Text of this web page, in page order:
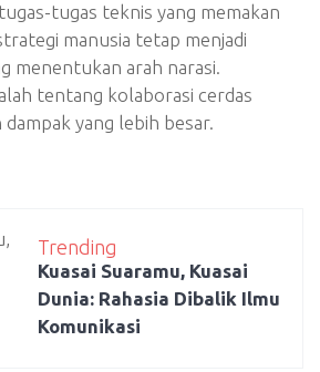
tugas teknis yang memakan
manusia tetap menjadi
menentukan arah narasi.
tentang kolaborasi cerdas
yang lebih besar.
Trending
Kuasai Suaramu, Kuasai
Dunia: Rahasia Dibalik Ilmu
Komunikasi